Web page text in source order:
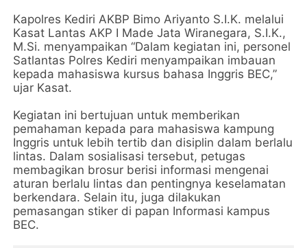
Kapolres Kediri AKBP Bimo Ariyanto S.I.K. melalui
Kasat Lantas AKP I Made Jata Wiranegara, S.I.K.,
M.Si. menyampaikan “Dalam kegiatan ini, personel
Satlantas Polres Kediri menyampaikan imbauan
kepada mahasiswa kursus bahasa Inggris BEC,”
ujar Kasat.
Kegiatan ini bertujuan untuk memberikan
pemahaman kepada para mahasiswa kampung
Inggris untuk lebih tertib dan disiplin dalam berlalu
lintas. Dalam sosialisasi tersebut, petugas
membagikan brosur berisi informasi mengenai
aturan berlalu lintas dan pentingnya keselamatan
berkendara. Selain itu, juga dilakukan
pemasangan stiker di papan Informasi kampus
BEC.